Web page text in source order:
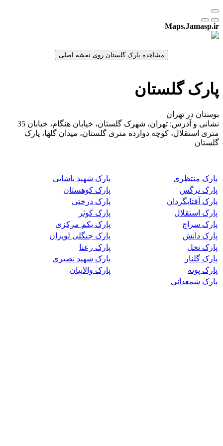
Maps.Jamasp.ir
پارک گلستان
بوستان در تهران
نشانی و آدرس: تهران، شهرک گلستان، خیابان هنگام، خیابان 35
متری استقلال، کوچه دوارده متری گلستان، میدان گلها، پارک
گلستان
پارک منتظری
پارک شهید پاشایی
پارک نرگس
پارک کوهستان
پارک آفتابگردان
پارک درختی
پارک استقلال
پارک کوثر
پارک سراج
پارک یکم مرکزی
پارک دانش
پارک جنگلی لویزان
پارک نخل
پارک رعنا
پارک گلنار
پارک شهید نصیری
پارک پونه
پارک والاییان
پارک شمعدانی